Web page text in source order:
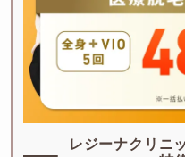
レジーナクリニ